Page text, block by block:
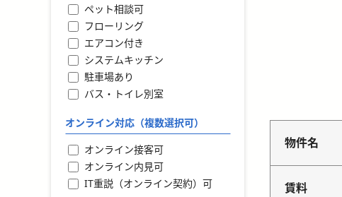
物件名
賃料
ペット相談可
フローリング
エアコン付き
システムキッチン
駐車場あり
バス・トイレ別室
オンライン対応（複数選択可）
オンライン接客可
オンライン内見可
IT重説（オンライン契約）可